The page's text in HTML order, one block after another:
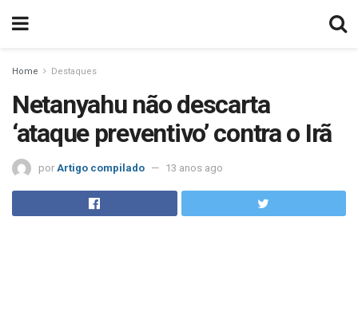
Home Destaques
Netanyahu não descarta
‘ataque preventivo’ contra o Irã
por Artigo compilado 13 anos ago